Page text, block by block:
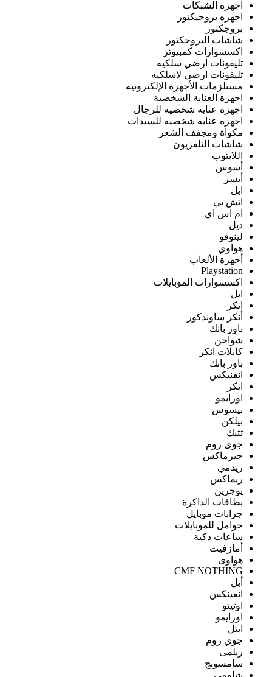
اجهزه الشبكات
اجهزه بروجيكتور
بروجكتور
شاشات البروجكتور
اكسسوارات كمبيوتر
تليفونات ارضي سلكيه
تليفونات ارضي لاسلكيه
مستلزمات الأجهزة الإلكترونية
اجهزة العناية الشخصية
اجهزه عنايه شخصيه للرجال
اجهزه عنايه شخصيه للسيدات
مكواة ومجفف الشعر
شاشات التلفزيون
اللابتوب
أسوس
أيسر
ابل
اتش بي
ام اس اي
ديل
لينوفو
هواوي
أجهزة الألعاب
Playstation
اكسسوارات الموبايلات
ابل
انكر
أنكر ساوندكور
باور بانك
شواحن
كابلات انكر
باور بانك
انفنيكس
انكر
اورايمو
بيسوس
بيلكن
تتيك
جوى روم
جيرماكس
ريدمي
ريماكس
يوجرين
بطاقات الذاكرة
جرابات موبايل
حوامل للموبايلات
ساعات ذكية
أمازفيت
هواوى
CMF NOTHING
أبل
انفينكس
اوتيتو
اورايمو
ايتل
جوي روم
ريلمى
سامسونج